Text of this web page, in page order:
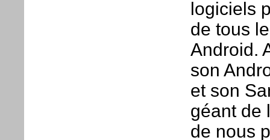
logiciels
de tous
Android.
son
et son
géant de
de nous